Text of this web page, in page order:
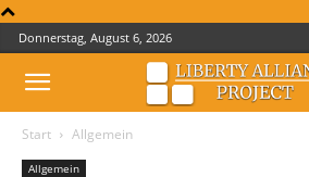
Donnerstag, August 6, 2026
Start Allgemein
Allgemein